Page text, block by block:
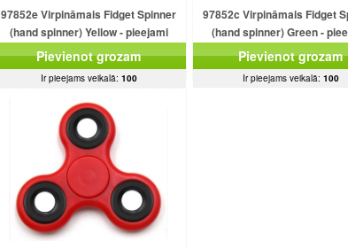
97852e Virpināmais Fidget Spinner
(hand spinner) Yellow - pieejami
dažādās krāsās
Pievienot grozam
Ir pieejams veikalā: 100
97852c Virpināmais Fidget
(hand spinner) Green -
dažādās krāsās
Pievienot grozam
Ir pieejams veikalā: 100